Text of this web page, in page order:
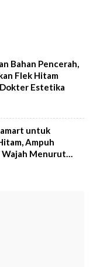
Bahan Pencerah,
Flek Hitam
Estetika
untuk
Ampuh
Menurut